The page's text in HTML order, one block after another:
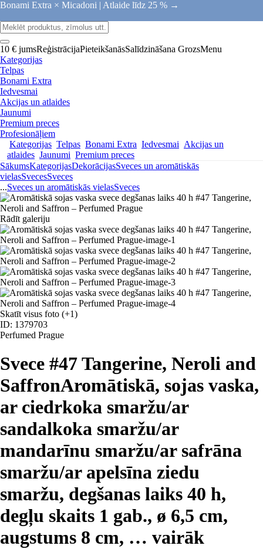
Bonami Extra × Micadoni | Atlaide līdz 25 % →
10 € jumsReģistrācijaPieteikšanāsSalīdzināšana GrozsMenu
Kategorijas
Telpas
Bonami Extra
Iedvesmai
Akcijas un atlaides
Jaunumi
Premium preces
Profesionāļiem
Kategorijas Telpas Bonami Extra Iedvesmai Akcijas un
atlaides Jaunumi Premium preces
SākumsKategorijasDekorācijasSveces un aromātiskās
vielasSvecesSveces
...Sveces un aromātiskās vielasSveces
Rādīt galeriju
Skatīt visus foto (+1)
ID: 1379703
Perfumed Prague
Svece #47 Tangerine, Neroli and
SaffronAromātiskā, sojas vaska,
ar ciedrkoka smaržu/ar
sandalkoka smaržu/ar
mandarīnu smaržu/ar safrāna
smaržu/ar apelsīna ziedu
smaržu, degšanas laiks 40 h,
degļu skaits 1 gab., ø 6,5 cm,
augstums 8 cm, … vairāk